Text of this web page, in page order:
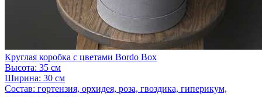
Круглая коробка с цветами Bordo Box
Высота: 35 см
Ширина: 30 см
Состав: гортензия, орхидея, роза, гвоздика, гиперикум,